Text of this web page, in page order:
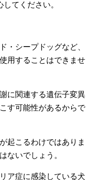
てください。
・シープドッグなど、
用することはできませ
に関連する遺伝子変異
す可能性があるからで
起こるわけではありま
ないでしょう。
ア症に感染している犬